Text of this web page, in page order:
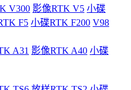
V300 影像RTK V5 小碟
F5 小碟RTK F200 V98
A31 影像RTK A40 小碟